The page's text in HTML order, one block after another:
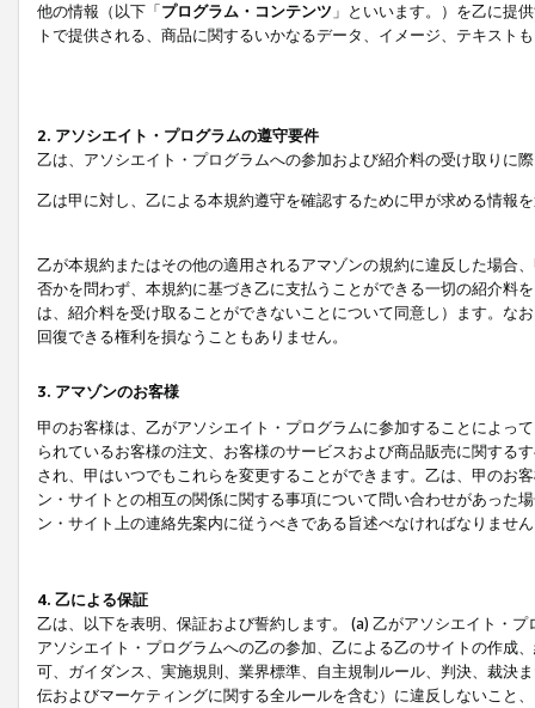
他の情報（以下「プログラム・コンテンツ 」といいます。）を乙に提
トで提供される、商品に関するいかなるデータ、イメージ、テキス
2. アソシエイト・プログラムの遵守要件
乙は、アソシエイト・プログラムへの参加および紹介料の受け取りに
乙は甲に対し、乙による本規約遵守を確認するために甲が求める情報
乙が本規約またはその他の適用されるアマゾンの規約に違反した場合
否かを問わず、本規約に基づき乙に支払うことができる一切の紹介料
は、紹介料を受け取ることができないことについて同意し）ます。な
回復できる権利を損なうこともありません。
3. アマゾンのお客様
甲のお客様は、乙がアソシエイト・プログラムに参加することによっ
られているお客様の注文、お客様のサービスおよび商品販売に関する
され、甲はいつでもこれらを変更することができます。乙は、甲のお
ン・サイトとの相互の関係に関する事項について問い合わせがあった
ン・サイト上の連絡先案内に従うべきである旨述べなければなりませ
4. 乙による保証
乙は、以下を表明、保証および誓約します。 (a) 乙がアソシエイト・
アソシエイト・プログラムへの乙の参加、乙による乙のサイトの作成
可、ガイダンス、実施規則、業界標準、自主規制ルール、判決、裁決
伝およびマーケティングに関する全ルールを含む）に違反しないこと